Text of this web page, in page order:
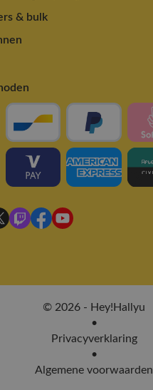
& bulk
© 2026 - Hey!Hallyu
•
Privacyverklaring
•
Algemene voorwaarden